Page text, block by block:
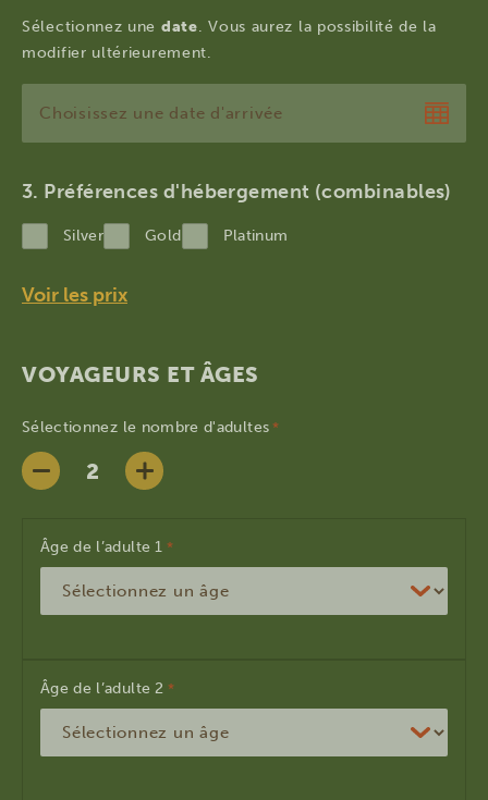
Sélectionnez une date. Vous aurez la possibilité de la
modifier ultérieurement.
MM
AAAA
Préférences d'hébergement (combinables)
Silver Gold Platinum
Voir les prix
VOYAGEURS ET ÂGES
Sélectionnez le nombre d'adultes *
Âge de l’adulte *
Âge de l’adulte *